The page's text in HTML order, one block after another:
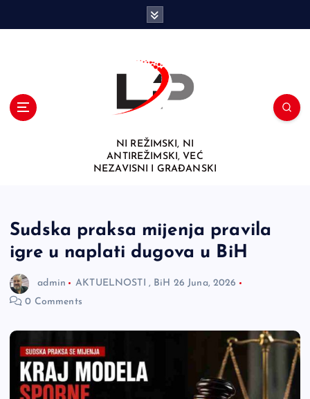
NI REŽIMSKI, NI
ANTIREŽIMSKI, VEĆ
NEZAVISNI I GRAĐANSKI
Sudska praksa mijenja pravila
igre u naplati dugova u BiH
admin AKTUELNOSTI , BiH 26 Juna, 2026
0 Comments